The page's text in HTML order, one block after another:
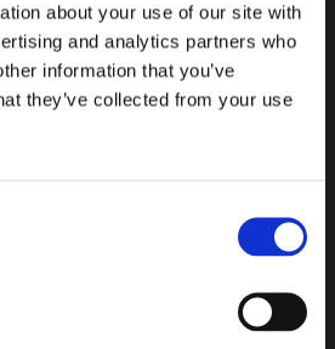
about your use of our site with
and analytics partners who
information that you’ve
they’ve collected from your use